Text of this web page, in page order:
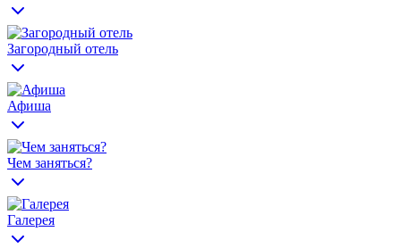
Загородный отель
Афиша
Чем заняться?
Галерея